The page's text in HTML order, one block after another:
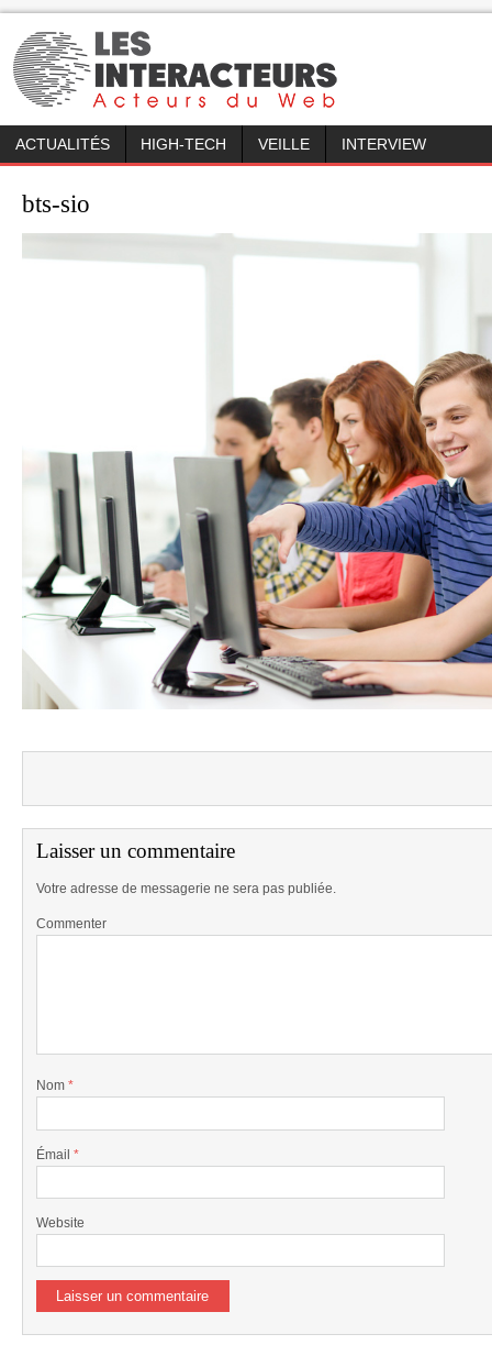
ACTUALITÉS HIGH-TECH VEILLE INTERVIEW
bts-sio
Laisser un commentaire
Votre adresse de messagerie ne sera pas publiée.
Commenter
Nom *
Émail *
Website